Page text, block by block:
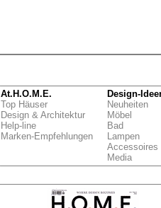
At.H.O.M.E.
Top Häuser
Design & Architektur
Help-line
Marken-Empfehlungen
Design-
Neuheiten
Möbel
Bad
Lampen
Accessoires
Media